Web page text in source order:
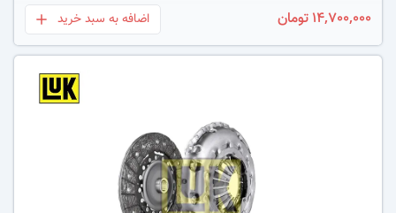
14,700,000 تومان بعلاوه
اضافه به سبد خرید
عکس کالا